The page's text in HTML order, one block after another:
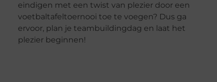
eindigen met een twist van plezier door een
voetbaltafeltoernooi toe te voegen? Dus ga
ervoor, plan je teambuildingdag en laat het
plezier beginnen!